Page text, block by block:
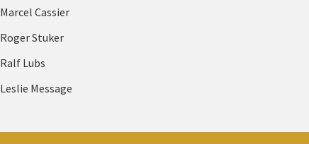
Marcel Cassier
Roger Stuker
Ralf Lubs
Leslie Message